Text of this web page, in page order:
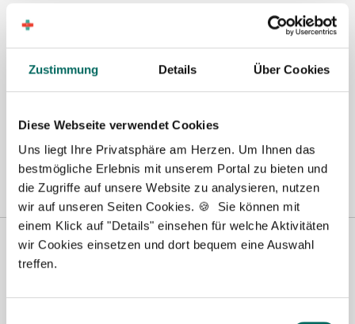
Zustimmung Details Über Cookies
Diese Webseite verwendet Cookies
Uns liegt Ihre Privatsphäre am Herzen. Um Ihnen das
bestmögliche Erlebnis mit unserem Portal zu bieten und
die Zugriffe auf unsere Website zu analysieren, nutzen
wir auf unseren Seiten Cookies. 🍪 Sie können mit
einem Klick auf "Details" einsehen für welche Aktivitäten
wir Cookies einsetzen und dort bequem eine Auswahl
treffen.
Hier finden Sie aktuelle Stellenangebote in Ihrer
Wunschregion:
Berlin|Biberach|Dinslaken Dortmund Essen|Fürth|
Hamburg|Hannover|Heilbronn|Ingolstadt|Kassel|Lübeck|
Pforzheim|Schweinfurt|Stendal |Stuttgart
Wilhelmshaven|